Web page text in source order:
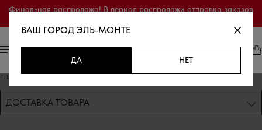
Финальная распродажа! В период распродажи отправка заказов
ГЛАВНАЯ/СЕРВИС/ДОСТАВКА ТОВАРА
ДОСТАВКА ТОВАРА
ВАШ ГОРОДЭЛЬ-МОНТЕ
ДА НЕТ